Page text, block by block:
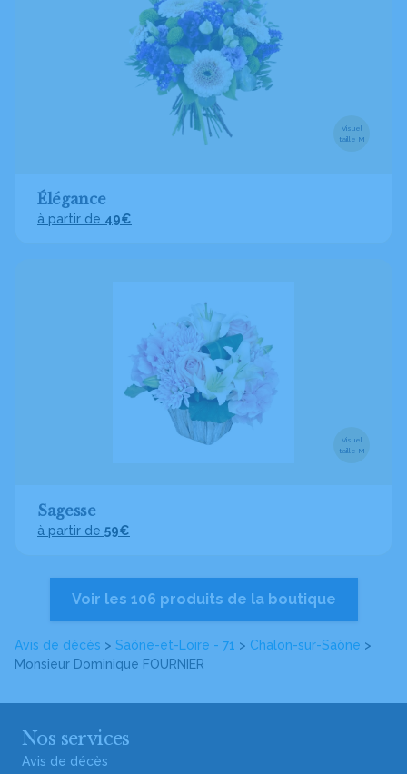
Avis de décès > Saône-et-Loire - 71 > Chalon-sur-Saône >
Monsieur Dominique FOURNIER
Visuel
taille M
Élégance
à partir de 49€
Visuel
taille M
Sagesse
à partir de 59€
Voir les 106 produits de la boutique
Nos services
Avis de décès